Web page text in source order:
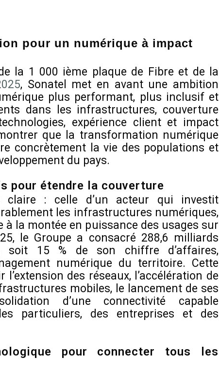
pour un numérique à impact
la 1 000 ième plaque de Fibre et de la
, Sonatel met en avant une ambition
plus performant, plus inclusif et
dans les infrastructures, couverture
expérience client et impact
que la transformation numérique
concrètement la vie des populations et
du pays.
pour étendre la couverture
claire : celle d’un acteur qui investit
les infrastructures numériques,
la montée en puissance des usages sur
le Groupe a consacré 288,6 milliards
soit 15 % de son chiffre d’affaires,
numérique du territoire. Cette
des réseaux, l’accélération de
mobiles, le lancement de ses
d’une connectivité capable
particuliers, des entreprises et des
pour connecter tous les